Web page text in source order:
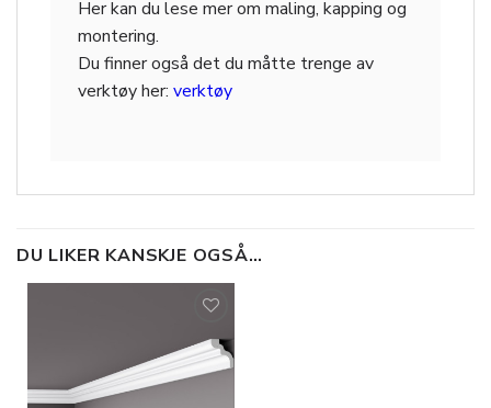
Her kan du lese mer om maling, kapping og
montering.
Du finner også det du måtte trenge av
verktøy her: verktøy
DU LIKER KANSKJE OGSÅ…
Legg til
i